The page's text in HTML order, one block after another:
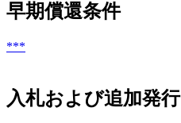
早期償還条件
***
入札および追加発行